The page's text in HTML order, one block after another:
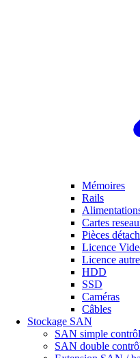
Mémoires
Rails
Cartes
Pièces
Licence
Licence autre
HDD
SSD
Caméras
Câbles
Stockage SAN
SAN simple
SAN double